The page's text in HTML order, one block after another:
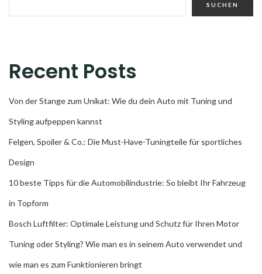
SUCHEN
Recent Posts
Von der Stange zum Unikat: Wie du dein Auto mit Tuning und
Styling aufpeppen kannst
Felgen, Spoiler & Co.: Die Must-Have-Tuningteile für sportliches
Design
10 beste Tipps für die Automobilindustrie: So bleibt Ihr Fahrzeug
in Topform
Bosch Luftfilter: Optimale Leistung und Schutz für Ihren Motor
Tuning oder Styling? Wie man es in seinem Auto verwendet und
wie man es zum Funktionieren bringt